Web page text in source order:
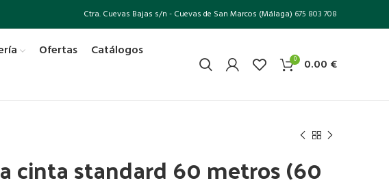
Ctra. Cuevas Bajas s/n - Cuevas de San Marcos (Málaga) 675 803 708
Ofertas
Catálogos
0 0.00 €
cinta standard 60 metros (60